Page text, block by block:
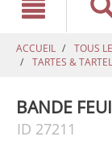
ACCUEIL TOUS
TARTES &
BANDE
ID 27211